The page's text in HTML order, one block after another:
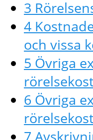
3
4
och vissa
5 Övriga
6 Övriga
7